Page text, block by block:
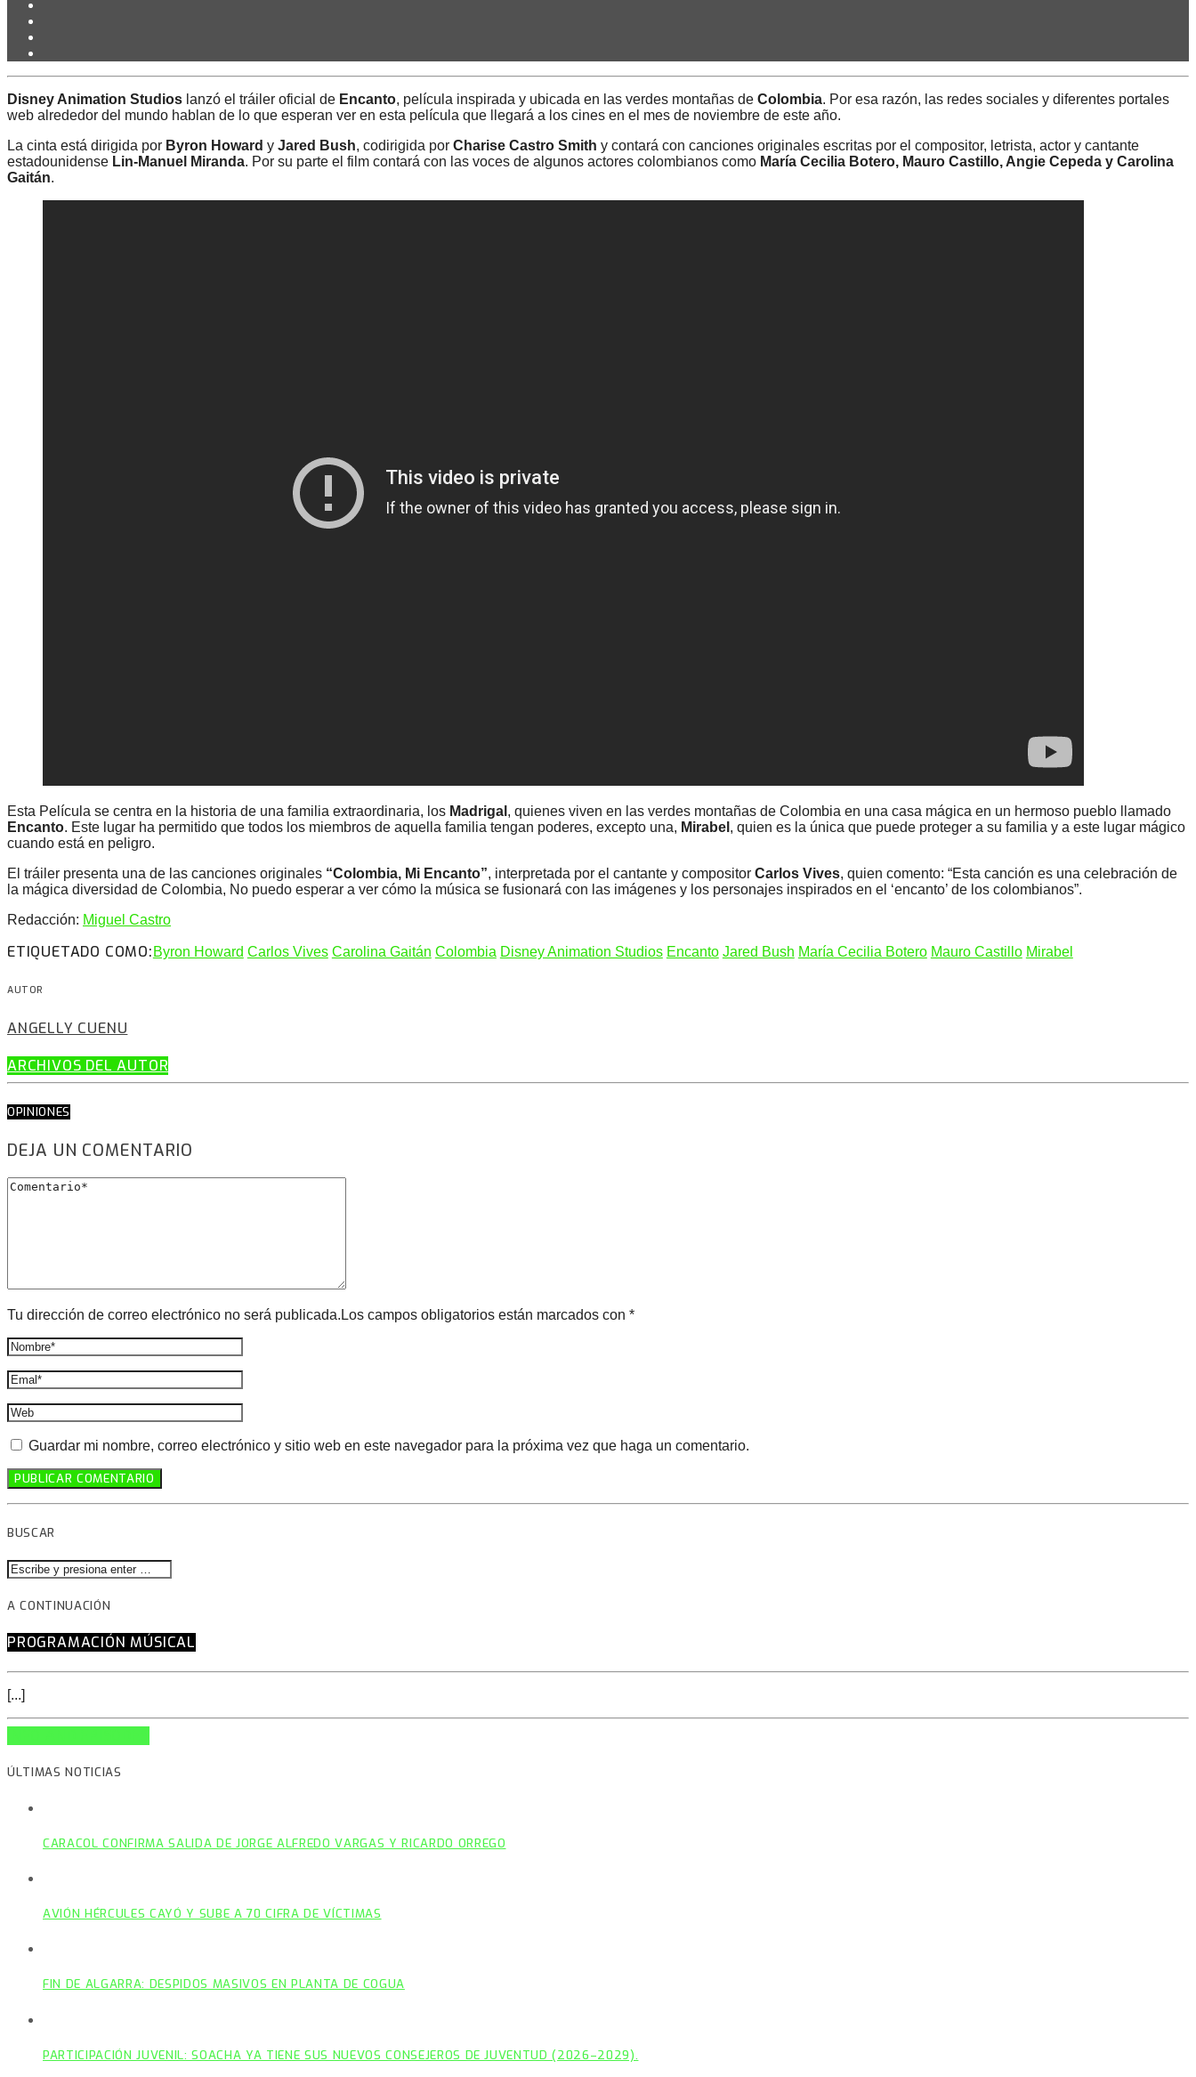
Disney Animation Studios lanzó el tráiler oficial de Encanto, película inspirada y ubicada en las verdes montañas de Colombia. Por esa razón, las redes sociales y diferentes portales
web alrededor del mundo hablan de lo que esperan ver en esta película que llegará a los cines en el mes de noviembre de este año.
La cinta está dirigida por Byron Howard y Jared Bush, codirigida por Charise Castro Smith y contará con canciones originales escritas por el compositor, letrista, actor y cantante
estadounidense Lin-Manuel Miranda. Por su parte el film contará con las voces de algunos actores colombianos como María Cecilia Botero, Mauro Castillo, Angie Cepeda y Carolina
Gaitán.
Esta Película se centra en la historia de una familia extraordinaria, los Madrigal , quienes viven en las verdes montañas de Colombia en una casa mágica en un hermoso pueblo llamado
Encanto. Este lugar ha permitido que todos los miembros de aquella familia tengan poderes, excepto una, Mirabel , quien es la única que puede proteger a su familia y a este lugar mágico
cuando está en peligro.
El tráiler presenta una de las canciones originales “Colombia, Mi Encanto”, interpretada por el cantante y compositor Carlos Vives, quien comento: “Esta canción es una celebración de
la mágica diversidad de Colombia, No puedo esperar a ver cómo la música se fusionará con las imágenes y los personajes inspirados en el ‘encanto’ de los colombianos”.
Redacción: Miguel Castro
ETIQUETADO COMO: Byron Howard Carlos Vives Carolina Gaitán Colombia Disney Animation Studios Encanto Jared Bush María Cecilia Botero Mauro Castillo Mirabel
AUTOR
ANGELLY CUENU
ARCHIVOS DEL AUTOR
OPINIONES
DEJA UN COMENTARIO
Tu dirección de correo electrónico no será publicada.Los campos obligatorios están marcados con *
Guardar mi nombre, correo electrónico y sitio web en este navegador para la próxima vez que haga un comentario.
BUSCAR
A CONTINUACIÓN
PROGRAMACIÓN MÚSICAL
[...]
ÚLTIMAS NOTICIAS
CARACOL CONFIRMA SALIDA DE JORGE ALFREDO VARGAS Y RICARDO ORREGO
AVIÓN HÉRCULES CAYÓ Y SUBE A 70 CIFRA DE VÍCTIMAS
FIN DE ALGARRA: DESPIDOS MASIVOS EN PLANTA DE COGUA
PARTICIPACIÓN JUVENIL: SOACHA YA TIENE SUS NUEVOS CONSEJEROS DE JUVENTUD (2026–2029).